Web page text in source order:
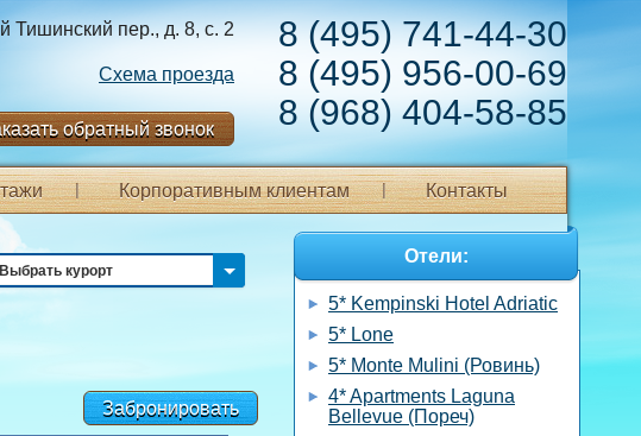
8 (495) 741-44-30
8 (495) 956-00-69
8 (968) 404-58-85
Тишинский пер., д. 8, с. 2
Схема проезда
обратный звонок
Корпоративным клиентам Контакты
Выбрать курорт
Забронировать
Отели:
5* Kempinski Hotel Adriatic
5* Lone
5* Monte Mulini (Ровинь)
4* Apartments Laguna
Bellevue (Пореч)